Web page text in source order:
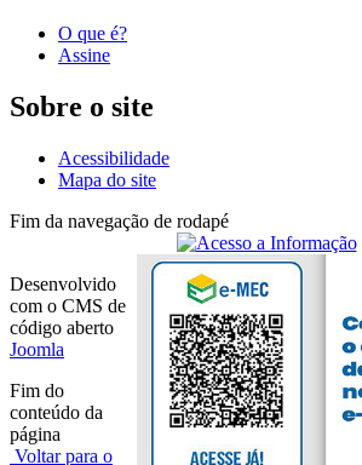
O que é?
Assine
Sobre o site
Acessibilidade
Mapa do site
Fim da navegação de rodapé
Desenvolvido
com o CMS de
código aberto
Joomla
Fim do
conteúdo da
página
Voltar para o